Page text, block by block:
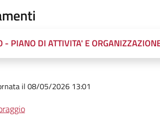
- PIANO DI ATTIVITA' E
il 08/05/2026 13:01